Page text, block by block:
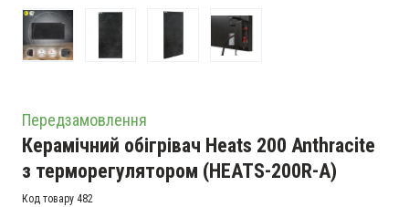
Передзамовлення
Керамічний обігрівач Heats 200 Anthracite
з терморегулятором (HEATS-200R-A)
Код товару 482